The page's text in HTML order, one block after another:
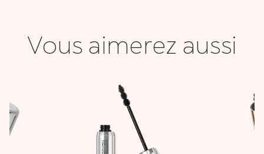
Vous aimerez aussi